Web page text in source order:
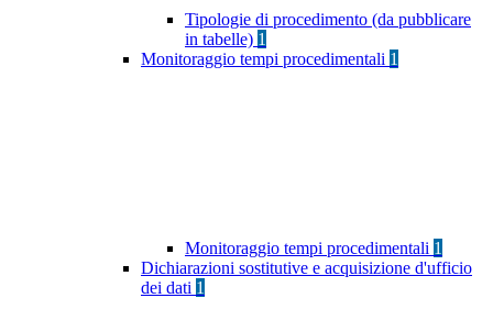
Tipologie di procedimento (da pubblicare
in tabelle) 1
Monitoraggio tempi procedimentali 1
Monitoraggio tempi procedimentali 1
Dichiarazioni sostitutive e acquisizione d'ufficio
dei dati 1